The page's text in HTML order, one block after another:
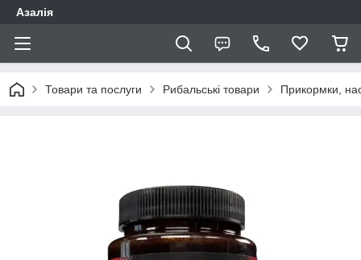
Азалія
Товари та послуги Рибальські товари Прикормки,